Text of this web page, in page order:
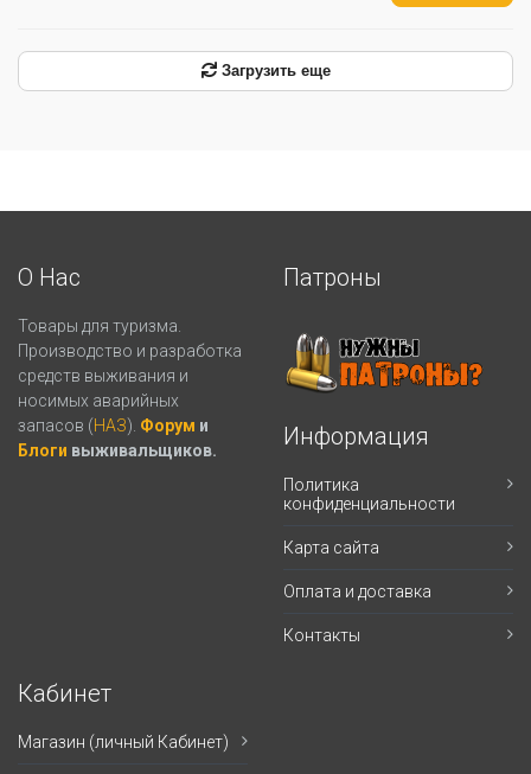
Загрузить еще
О Нас
Товары для туризма.
Производство и разработка
средств выживания и
носимых аварийных
запасов (НАЗ). Форум и
Блоги выживальщиков.
Патроны
Информация
Политика
конфиденциальности
Карта сайта
Оплата и доставка
Контакты
Кабинет
Магазин (личный Кабинет)